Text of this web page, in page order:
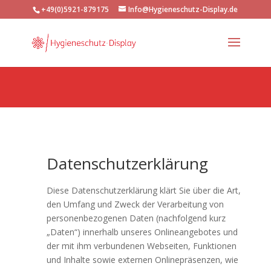
And for Intellistage on every pageAnd for conversion measurement
off customers who fill in contact form you can put this code on the
thnk you page when they have filled in the form
+49(0)5921-879175 Info@Hygieneschutz-Display.de
Datenschutzerklärung
Diese Datenschutzerklärung klärt Sie über die Art,
den Umfang und Zweck der Verarbeitung von
personenbezogenen Daten (nachfolgend kurz
„Daten“) innerhalb unseres Onlineangebotes und
der mit ihm verbundenen Webseiten, Funktionen
und Inhalte sowie externen Onlinepräsenzen, wie